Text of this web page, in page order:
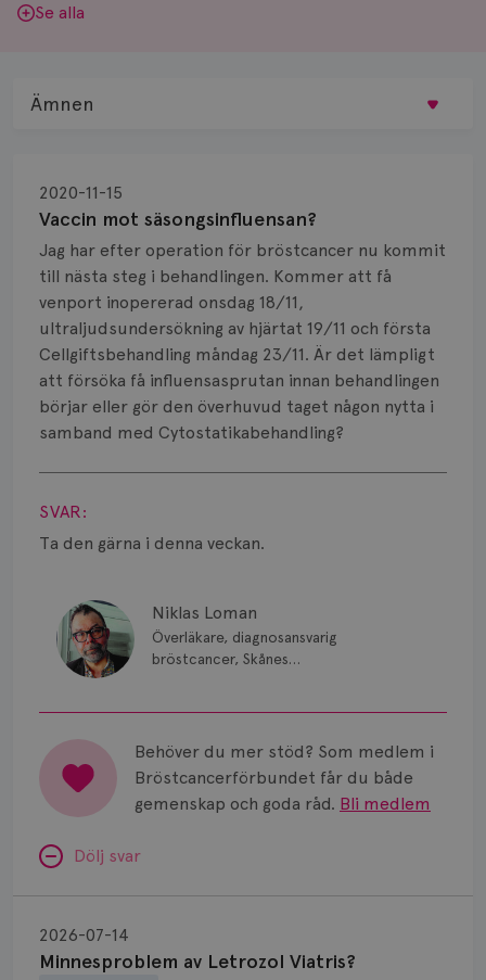
Se alla
Vaccin mot säsongsinfluensan?
2020-11-15
Jag har efter operation för bröstcancer nu kommit
till nästa steg i behandlingen. Kommer att få
venport inopererad onsdag 18/11,
ultraljudsundersökning av hjärtat 19/11 och första
Cellgiftsbehandling måndag 23/11. Är det lämpligt
att försöka få influensasprutan innan behandlingen
börjar eller gör den överhuvud taget någon nytta i
samband med Cytostatikabehandling?
Visa svar
SVAR:
Ta den gärna i denna veckan.
Niklas Loman
Överläkare, diagnosansvarig
bröstcancer, Skånes
Behöver du mer stöd? Som medlem i
Bröstcancerförbundet får du både
gemenskap och goda råd. Bli medlem
Dölj svar
Minnesproblem av Letrozol Viatris?
2026-07-14
Letrozol
Ämnen
Biopsi
Biverkningar
Bröstvårta
Knöl
Läkemedel
Typ av bröstcancer
Prognos
Spridd bröstcancer
Vätska